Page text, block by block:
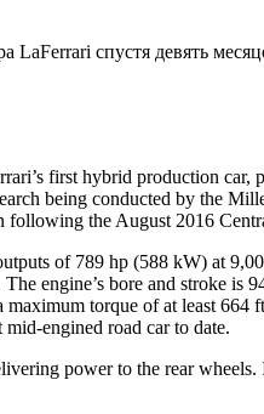
LaFerrari спустя девять
first hybrid production
being conducted by the
the August 2016
of 789 hp (588 kW) at
engine’s bore and stroke
torque of at least
engined road car to date.
power to the rear